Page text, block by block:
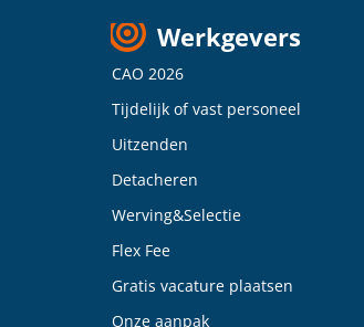
Werkgevers
CAO 2026
Tijdelijk of vast personeel
Uitzenden
Detacheren
Werving&Selectie
Flex Fee
Gratis vacature plaatsen
Onze aanpak